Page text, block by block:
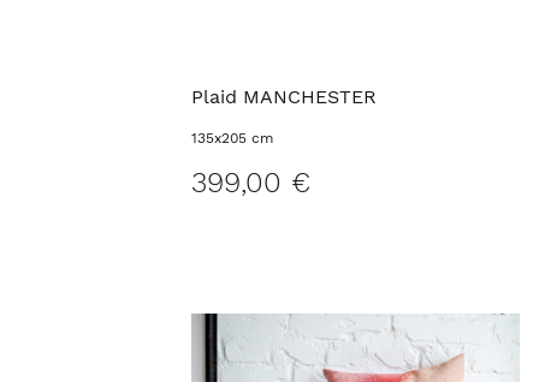
Plaid MANCHESTER
135x205 cm
399,00 €